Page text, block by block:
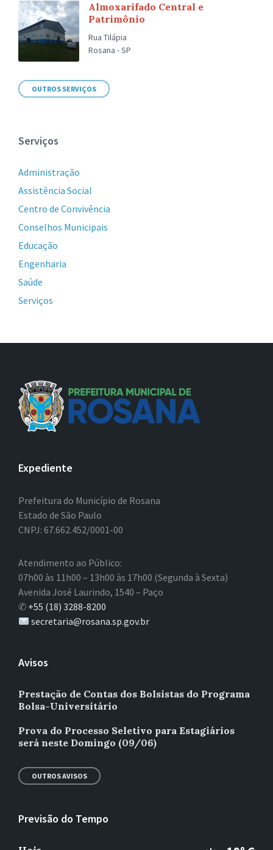
Almoxarifado Central e
Patrimônio
Rua Tilápia
Rosana - SP
OUTROS SERVIÇOS
Serviços
Administração
Assistência Social
Centro de Convivência
Conselhos Municipais
Educação
Engenharia
Saúde
Serviços
Expediente
Prefeitura do Município de Rosana
Estado de São Paulo
CNPJ: 67.662.452/0001-00
Atendimento ao Público:
07h00 às 11h00 – 13h00 às 17h00 (Segunda à Sexta)
Avenida José Laurindo, 1540 – Paço
✆ +55 (18) 3288-8200
secretaria@rosana.sp.gov.br
Avisos
Prestação de Contas dos Bolsistas do Programa
Bolsa-Universitário
Prova do Processo Seletivo para Estagiários
será neste Domingo (09/06)
OUTROS AVISOS
Previsão do Tempo